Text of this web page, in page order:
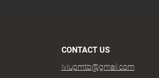
CONTACT US
lvlupmtb@gmail.com